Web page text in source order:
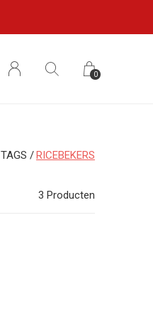
0
TAGS RICEBEKERS
3 Producten